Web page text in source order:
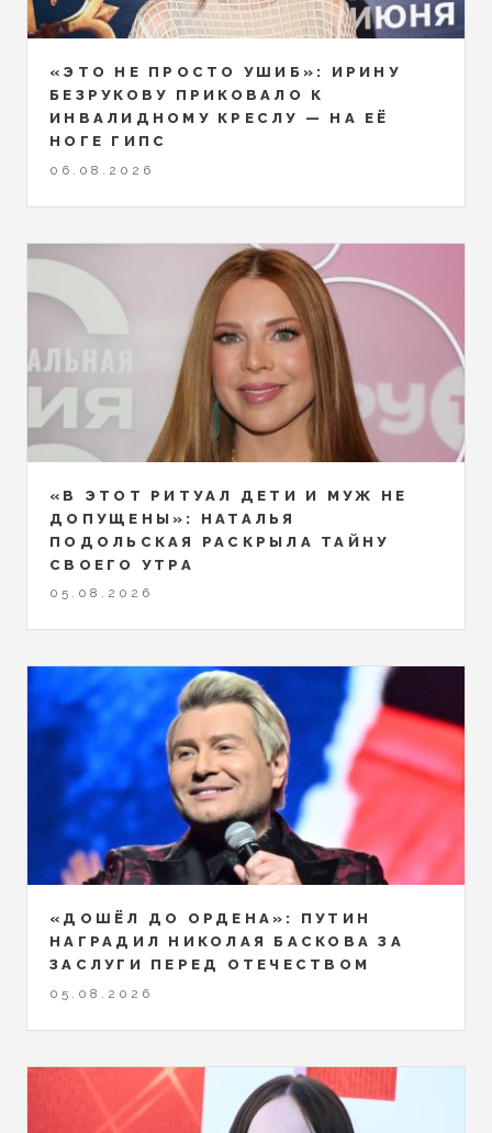
«ЭТО НЕ ПРОСТО УШИБ»: ИРИНУ
БЕЗРУКОВУ ПРИКОВАЛО К
ИНВАЛИДНОМУ КРЕСЛУ — НА ЕЁ
НОГЕ ГИПС
06.08.2026
«В ЭТОТ РИТУАЛ ДЕТИ И МУЖ НЕ
ДОПУЩЕНЫ»: НАТАЛЬЯ
ПОДОЛЬСКАЯ РАСКРЫЛА ТАЙНУ
СВОЕГО УТРА
05.08.2026
«ДОШЁЛ ДО ОРДЕНА»: ПУТИН
НАГРАДИЛ НИКОЛАЯ БАСКОВА ЗА
ЗАСЛУГИ ПЕРЕД ОТЕЧЕСТВОМ
05.08.2026